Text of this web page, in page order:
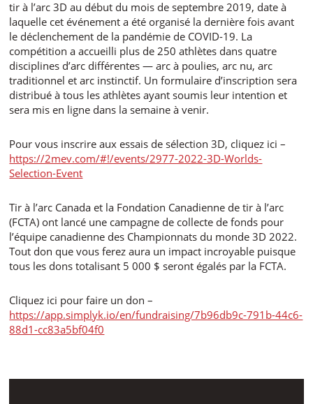
tir à l’arc 3D au début du mois de septembre 2019, date à
laquelle cet événement a été organisé la dernière fois avant
le déclenchement de la pandémie de COVID-19. La
compétition a accueilli plus de 250 athlètes dans quatre
disciplines d’arc différentes — arc à poulies, arc nu, arc
traditionnel et arc instinctif. Un formulaire d’inscription sera
distribué à tous les athlètes ayant soumis leur intention et
sera mis en ligne dans la semaine à venir.
Pour vous inscrire aux essais de sélection 3D, cliquez ici –
https://2mev.com/#!/events/2977-2022-3D-Worlds-
Selection-Event
Tir à l’arc Canada et la Fondation Canadienne de tir à l’arc
(FCTA) ont lancé une campagne de collecte de fonds pour
l’équipe canadienne des Championnats du monde 3D 2022.
Tout don que vous ferez aura un impact incroyable puisque
tous les dons totalisant 5 000 $ seront égalés par la FCTA.
Cliquez ici pour faire un don –
https://app.simplyk.io/en/fundraising/7b96db9c-791b-44c6-
88d1-cc83a5bf04f0